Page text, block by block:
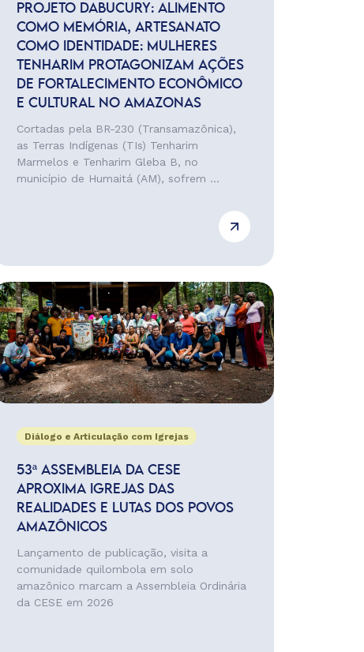
PROJETO DABUCURY: ALIMENTO
COMO MEMÓRIA, ARTESANATO
COMO IDENTIDADE: MULHERES
TENHARIM PROTAGONIZAM AÇÕES
DE FORTALECIMENTO ECONÔMICO
E CULTURAL NO AMAZONAS
Cortadas pela BR-230 (Transamazônica),
as Terras Indígenas (TIs) Tenharim
Marmelos e Tenharim Gleba B, no
município de Humaitá (AM), sofrem ...
Diálogo e Articulação com Igrejas
53ª ASSEMBLEIA DA CESE
APROXIMA IGREJAS DAS
REALIDADES E LUTAS DOS POVOS
AMAZÔNICOS
Lançamento de publicação, visita a
comunidade quilombola em solo
amazônico marcam a Assembleia Ordinária
da CESE em 2026